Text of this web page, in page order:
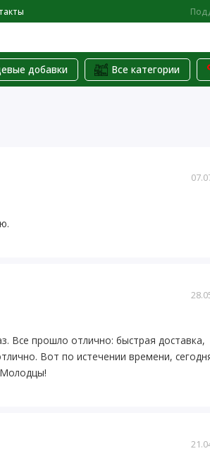
добавки Все категории
Все прошло отлично: быстрая доставка,
Вот по истечении времени,
Молодцы!